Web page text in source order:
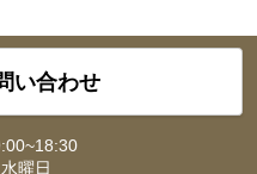
い合わせ
水曜日